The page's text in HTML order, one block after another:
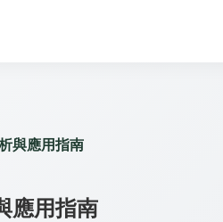
與應用指南
應用指南